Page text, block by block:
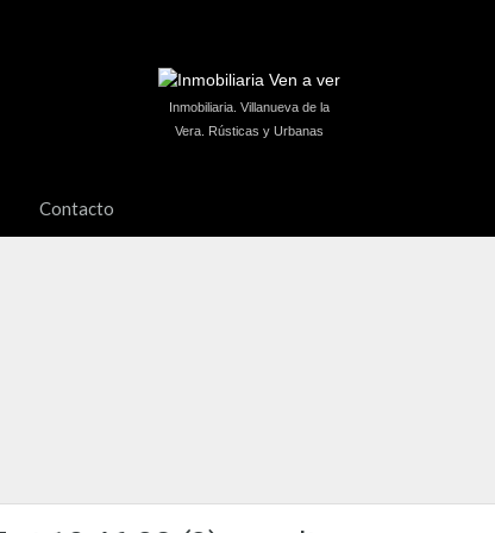
Inmobiliaria. Villanueva de la
Vera. Rústicas y Urbanas
Contacto